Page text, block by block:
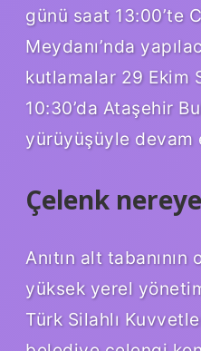
günü saat 13:00’te
Meydanı’nda
kutlamalar 29 Ekim
10:30’da Ataşehir
yürüyüşüyle ​​devam
Çelenk
Anıtın alt
yüksek yerel
Türk Silahlı